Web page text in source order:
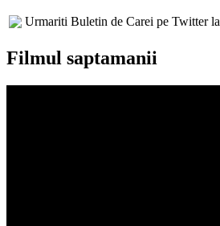
Urmariti Buletin de Carei pe Twitter la
Filmul saptamanii